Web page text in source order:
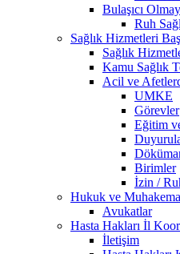
Bulaşıcı
Ruh
Sağlık Hizmetleri
Sağlık
Kamu Sağlık
Acil ve
UMKE
Görevler
Eğitim
Birimler
İzin /
Hukuk ve
Avukatlar
Hasta Hakları İl
İletişim